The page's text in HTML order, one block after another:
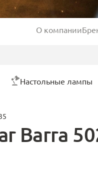
О компании
Настольные лампы
Barra